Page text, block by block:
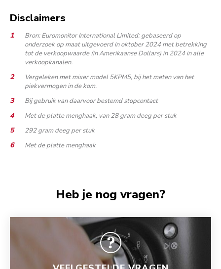
Disclaimers
Bron: Euromonitor International Limited: gebaseerd op
onderzoek op maat uitgevoerd in oktober 2024 met betrekking
tot de verkoopwaarde (in Amerikaanse Dollars) in 2024 in alle
verkoopkanalen.
Vergeleken met mixer model 5KPM5, bij het meten van het
piekvermogen in de kom.
Bij gebruik van daarvoor bestemd stopcontact
Met de platte menghaak, van 28 gram deeg per stuk
292 gram deeg per stuk
Met de platte menghaak
Heb je nog vragen?